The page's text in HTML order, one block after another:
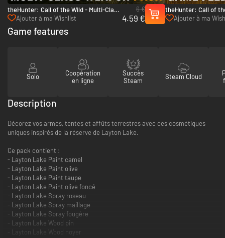
theHunter: Call of the Wild - Multi-Class
Weapon Pack - PC (Steam)
Ajouter à ma Wishlist
6 €
4.59 €
theHunter: Call of
Feeder Pack 2 - PC
Ajouter à ma
Game features
Solo
Coopération
en ligne
Succès
Steam
Steam Cloud
Description
Décorez vos armes, tentes et affûts terrestres avec ces cosmétiques
uniques inspirés de la réserve de Layton Lake.
Ce pack contient :
- Layton Lake Paint camel
- Layton Lake Paint olive
- Layton Lake Paint taupe
- Layton Lake Paint olive foncé
- Layton Lake Spray roseau
- Layton Lake Spray maillage
- Layton Lake Spray fougère
- Layton Lake Wood pin
- Layton Lake Wood noyer